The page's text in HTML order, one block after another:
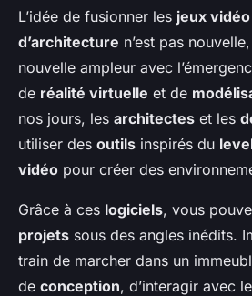
L’idée de fusionner les jeux vidéo
d’architecture n’est pas
nouvelle ampleur avec
de réalité virtuelle et de
nos jours, les architectes et les
utiliser des outils inspirés du
vidéo pour créer des
Grâce à ces logiciels, vous
projets sous des angles inédits.
train de marcher dans un
de conception, d’interagir avec